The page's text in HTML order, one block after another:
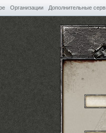
Организации Дополнительные